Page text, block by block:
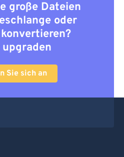
große Dateien
oder
Sie sich an